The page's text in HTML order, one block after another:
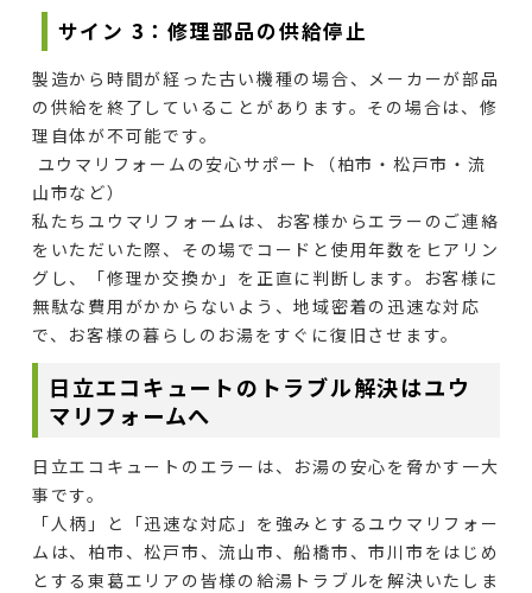
サイン 3：修理部品の供給停止
製造から時間が経った古い機種の場合、メーカーが部品
の供給を終了していることがあります。その場合は、修
理自体が不可能です。
ユウマリフォームの安心サポート（柏市・松戸市・流
山市など）
私たちユウマリフォームは、お客様からエラーのご連絡
をいただいた際、その場でコードと使用年数をヒアリン
グし、「修理か交換か」を正直に判断します。お客様に
無駄な費用がかからないよう、地域密着の迅速な対応
で、お客様の暮らしのお湯をすぐに復旧させます。
日立エコキュートのトラブル解決はユウ
マリフォームへ
日立エコキュートのエラーは、お湯の安心を脅かす一大
事です。
「人柄」と「迅速な対応」を強みとするユウマリフォー
ムは、 柏市、松戸市、流山市、船橋市、市川市 をはじめ
とする東葛エリアの皆様の給湯トラブルを解決いたしま